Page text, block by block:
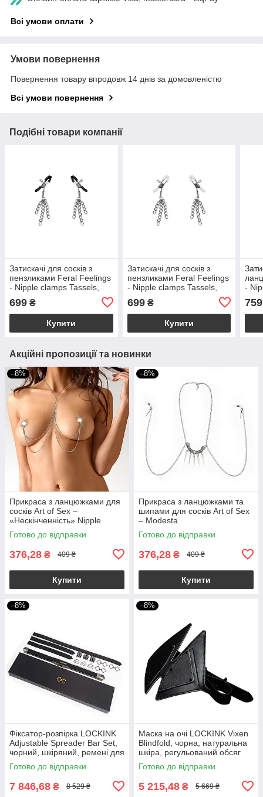
Всі умови оплати
Умови повернення
Повернення товару впродовж 14 днів за домовленістю
Всі умови повернення
Подібні товари компанії
Затискачі для сосків з
пензликами Feral Feelings
- Nipple clamps Tassels,
699 ₴
Купити
Затискачі для сосків з
пензликами Feral Feelings
- Nipple clamps Tassels,
699₴
Купити
-
759
Акційні пропозиції та новинки
–8%
Прикраса з ланцюжками для
сосків Art of Sex –
«Нескінченність» Nipple
Jewerlry Infinity
Готово до відправки
376,28 ₴ 409 ₴
Купити
–8%
Прикраса з ланцюжками та
шипами для сосків Art of Sex
– Modesta
Готово до відправки
376,28 ₴ 409 ₴
Купити
–8%
Фіксатор-розпірка LOCKINK
Adjustable Spreader Bar Set,
чорний, шкіряний, ремені для
шиї, рук/ніг
Готово до відправки
7 846,68 ₴ 8 529 ₴
–8%
Маска на очі LOCKINK Vixen
Blindfold, чорна, натуральна
шкіра, регульований обсяг
Готово до відправки
5 215,48 ₴ 5 669 ₴